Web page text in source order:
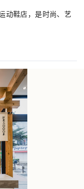
动鞋店，是时尚、艺